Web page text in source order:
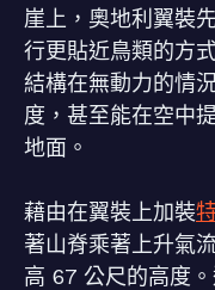
崖上，奧地利翼裝
行更貼近鳥類的方
結構在無動力的情
度，甚至能在空中
地面。
藉由在翼裝上加裝
著山脊乘著上升氣
高 67 公尺的高度